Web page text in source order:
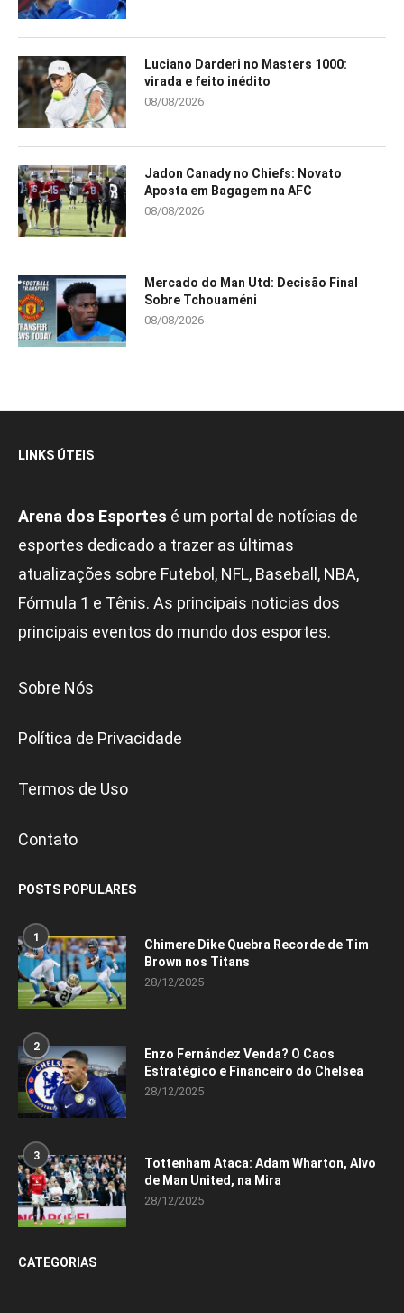
Luciano Darderi no Masters 1000:
virada e feito inédito
08/08/2026
Jadon Canady no Chiefs: Novato
Aposta em Bagagem na AFC
08/08/2026
Mercado do Man Utd: Decisão Final
Sobre Tchouaméni
08/08/2026
LINKS ÚTEIS
Arena dos Esportes é um portal de notícias de
esportes dedicado a trazer as últimas
atualizações sobre Futebol, NFL, Baseball, NBA,
Fórmula 1 e Tênis. As principais noticias dos
principais eventos do mundo dos esportes.
Sobre Nós
Política de Privacidade
Termos de Uso
Contato
POSTS POPULARES
1
Chimere Dike Quebra Recorde de Tim
Brown nos Titans
28/12/2025
2
Enzo Fernández Venda? O Caos
Estratégico e Financeiro do Chelsea
28/12/2025
3
Tottenham Ataca: Adam Wharton, Alvo
de Man United, na Mira
28/12/2025
CATEGORIAS